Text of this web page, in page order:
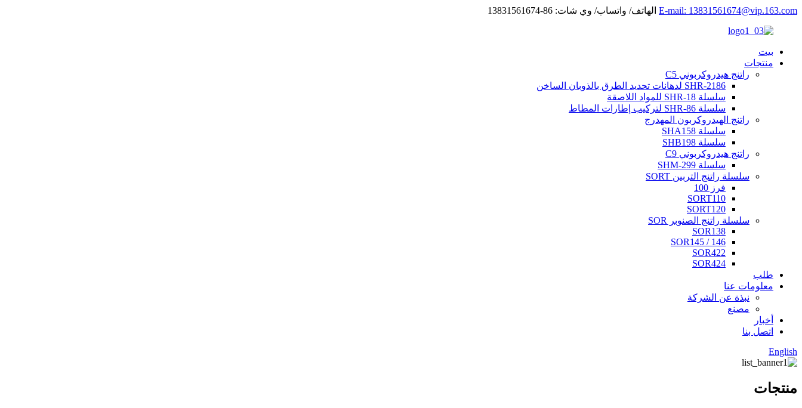
E-mail: 13831561674@vip.163.com الهاتف/ واتساب/ وي شات: 86-13831561674
بيت
منتجات
راتنج هيدروكربوني C5
SHR-2186 لدهانات تحديد الطرق بالذوبان الساخن
سلسلة SHR-18 للمواد اللاصقة
سلسلة SHR-86 لتركيب إطارات المطاط
راتنج الهيدروكربون المهدرج
سلسلة SHA158
سلسلة SHB198
راتنج هيدروكربوني C9
سلسلة SHM-299
سلسلة راتنج التربين SORT
فرز 100
SORT110
SORT120
سلسلة راتنج الصنوبر SOR
SOR138
SOR145 / 146
SOR422
SOR424
طلب
معلومات عنا
نبذة عن الشركة
مصنع
أخبار
اتصل بنا
English
منتجات